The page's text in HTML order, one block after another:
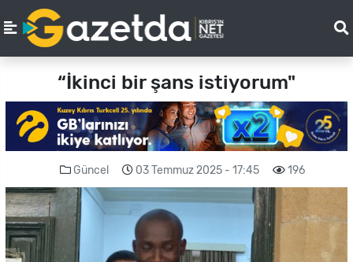
“İkinci bir şans istiyorum"
Güncel 03 Temmuz 2025 - 17:45 196